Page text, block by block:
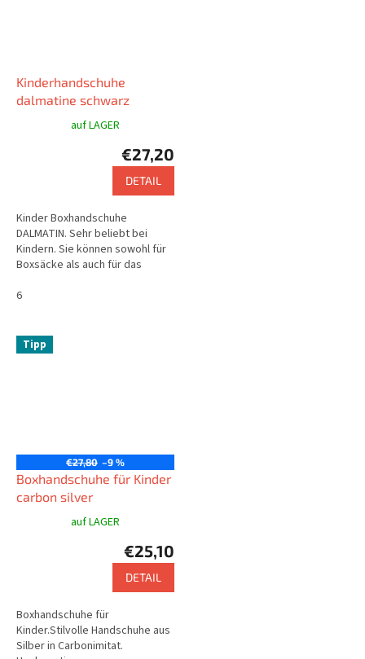
Kinderhandschuhe
dalmatine schwarz
auf LAGER
€27,20
DETAIL
Kinder Boxhandschuhe
DALMATIN. Sehr beliebt bei
Kindern. Sie können sowohl für
Boxsäcke als auch für das
werden.Marke: King Fighter
6
Tipp
€27,80 –9 %
Boxhandschuhe für Kinder
carbon silver
auf LAGER
€25,10
DETAIL
Boxhandschuhe für
Kinder.Stilvolle Handschuhe aus
Silber in Carbonimitat.